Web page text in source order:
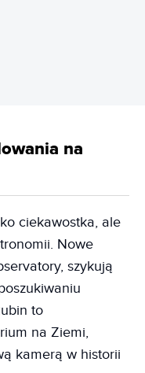
na
ciekawostka, ale
Nowe
szykują
to
na Ziemi,
kamerą w historii